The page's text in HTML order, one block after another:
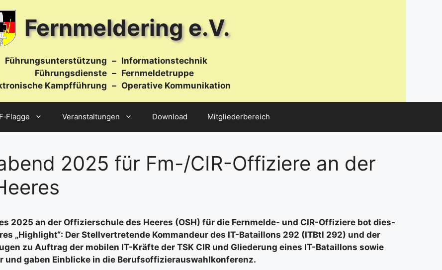
Fernmeldering e.V.
Führungsunterstützung – Informationstechnik
Führungsdienste – Fernmeldetruppe
Kampfführung – Operative Kommunikation
F‑Flagge Veranstaltungen Download Mitgliederbereich
2025 für Fm-/CIR-Offiziere an der
2025 an der Offi­zier­schu­le des Hee­res (OSH) für die Fern­mel­de- und CIR-Offi­zie­re bot dies­
„High­light“: Der Stell­ver­tre­ten­de Kom­man­deur des IT-Batail­lons 292 (ITBtl 292) und der
zu Auf­trag der mobi­len IT-Kräf­te der TSK CIR und Glie­de­rung eines IT-Batail­lons sowie
und gaben Ein­bli­cke in die Berufs­of­fi­zier­aus­wahl­kon­fe­renz.